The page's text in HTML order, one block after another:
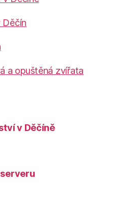
Děčín
a opuštěná zvířata
v Děčíně